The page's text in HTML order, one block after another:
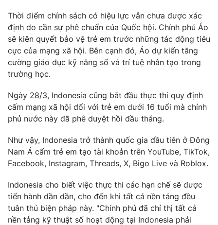
Photo Infographic
Video Shorts video
VTV Money VTV Thể thao
VTV Sức khoẻ Bất động sản
Thị trường 24h Tấm lòng Việt
VTV9 VTV8
Thời điểm chính sách có hiệu lực vẫn chưa được xác
định do cần sự phê chuẩn của Quốc hội. Chính phủ Áo
sẽ kiên quyết bảo vệ trẻ em trước những tác động tiêu
cực của mạng xã hội. Bên cạnh đó, Áo dự kiến tăng
cường giáo dục kỹ năng số và trí tuệ nhân tạo trong
trường học.
Ngày 28/3, Indonesia cũng bắt đầu thực thi quy định
cấm mạng xã hội đối với trẻ em dưới 16 tuổi mà chính
phủ nước này đã phê duyệt hồi đầu tháng.
Như vậy, Indonesia trở thành quốc gia đầu tiên ở Đông
Nam Á cấm trẻ em tạo tài khoản trên YouTube, TikTok,
Facebook, Instagram, Threads, X, Bigo Live và Roblox.
Indonesia cho biết việc thực thi các hạn chế sẽ được
tiến hành dần dần, cho đến khi tất cả nền tảng đều
tuân thủ biện pháp này. "Chính phủ đã chỉ thị tất cả
nền tảng kỹ thuật số hoạt động tại Indonesia phải